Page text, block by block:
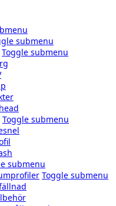
submenu
Toggle submenu
Toggle submenu
submenu
Toggle submenu